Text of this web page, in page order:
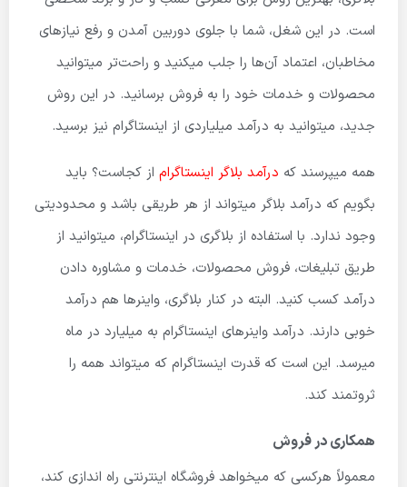
است. در این شغل، شما با جلوی دوربین آمدن و رفع نیازهای
مخاطبان، اعتماد آن‌ها را جلب میکنید و راحت‌تر میتوانید
محصولات و خدمات خود را به فروش برسانید. در این روش
جدید، میتوانید به درآمد میلیاردی از اینستاگرام نیز برسید.
همه میپرسند که درآمد بلاگر اینستاگرام از کجاست؟ باید
بگویم که درآمد بلاگر میتواند از هر طریقی باشد و محدودیتی
وجود ندارد. با استفاده از بلاگری در اینستاگرام، میتوانید از
طریق تبلیغات، فروش محصولات، خدمات و مشاوره دادن
درآمد کسب کنید. البته در کنار بلاگری، واینرها هم درآمد
خوبی دارند. درآمد واینر­های اینستاگرام به میلیارد در ماه
میرسد. این است که قدرت اینستاگرام که میتواند همه را
ثروتمند کند.
همکاری در فروش
معمولاً هرکسی که میخواهد فروشگاه اینترنتی راه اندازی کند،